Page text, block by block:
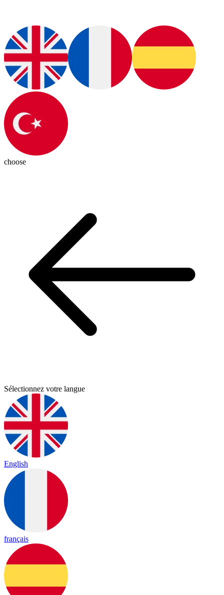
choose
Sélectionnez votre langue
English
français